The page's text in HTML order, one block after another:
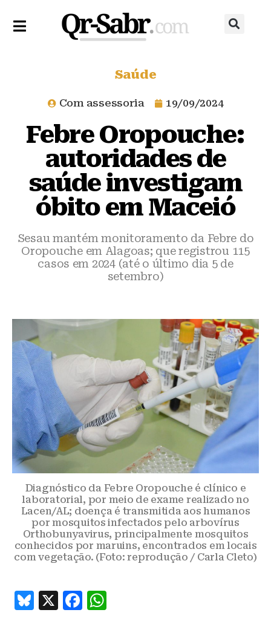
Saúde
Com assessoria 19/09/2024
Febre Oropouche:
autoridades de
saúde investigam
óbito em Maceió
Sesau mantém monitoramento da Febre do
Oropouche em Alagoas; que registrou 115
casos em 2024 (até o último dia 5 de
setembro)
Diagnóstico da Febre Oropouche é clínico e
laboratorial, por meio de exame realizado no
Lacen/AL; doença é transmitida aos humanos
por mosquitos infectados pelo arbovírus
Orthobunyavirus, principalmente mosquitos
conhecidos por maruins, encontrados em locais
com vegetação. (Foto: reprodução / Carla Cleto)
B
X
F